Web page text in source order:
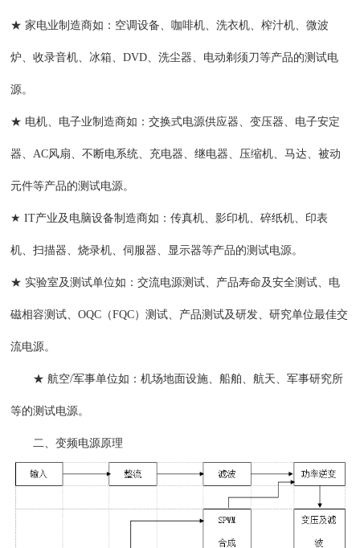
★ 家电业制造商如：空调设备、咖啡机、洗衣机、榨汁机、微波
炉、收录音机、冰箱、DVD、洗尘器、电动剃须刀等产品的测试电
源。
★ 电机、电子业制造商如：交换式电源供应器、变压器、电子安定
器、AC风扇、不断电系统、充电器、继电器、压缩机、马达、被动
元件等产品的测试电源。
★ IT产业及电脑设备制造商如：传真机、影印机、碎纸机、印表
机、扫描器、烧录机、伺服器、显示器等产品的测试电源。
★ 实验室及测试单位如：交流电源测试、产品寿命及安全测试、电
磁相容测试、OQC（FQC）测试、产品测试及研发、研究单位最佳交
流电源。
★ 航空/军事单位如：机场地面设施、船舶、航天、军事研究所
等的测试电源。
二、变频电源原理